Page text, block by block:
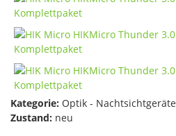
Kategorie: Optik - Nachtsichtgeräte
Zustand: neu